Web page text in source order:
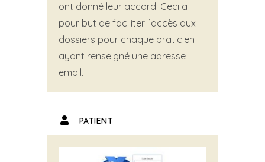
ont donné leur accord. Ceci a
pour but de faciliter l’accès aux
dossiers pour chaque praticien
ayant renseigné une adresse
email.
PATIENT